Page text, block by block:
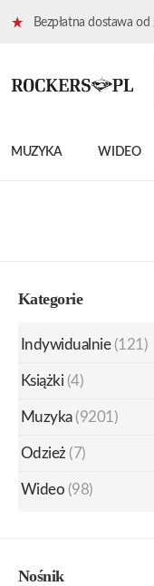
Bezpłatna dostawa od
MUZYKA WIDEO
Kategorie
Indywidualnie (121)
Książki (4)
Muzyka (9201)
Odzież (7)
Wideo (98)
Nośnik